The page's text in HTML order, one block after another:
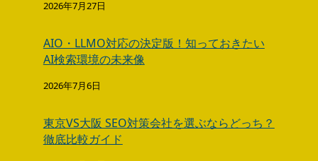
2026年7月27日
AIO・LLMO対応の決定版！知っておきたい
AI検索環境の未来像
2026年7月6日
東京VS大阪 SEO対策会社を選ぶならどっち？
徹底比較ガイド